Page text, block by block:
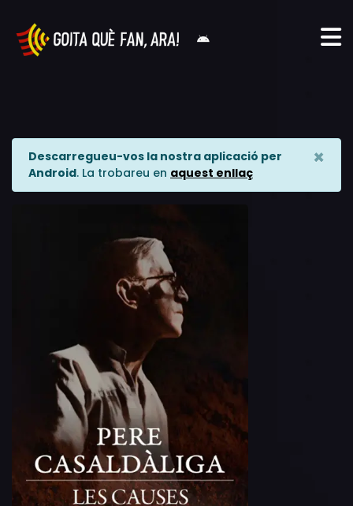
Descarregueu-vos la nostra aplicació per
Android. La trobareu en aquest enllaç
×